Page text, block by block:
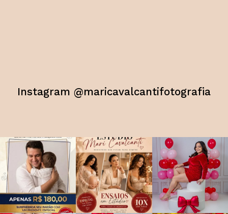
Instagram @maricavalcantifotografia